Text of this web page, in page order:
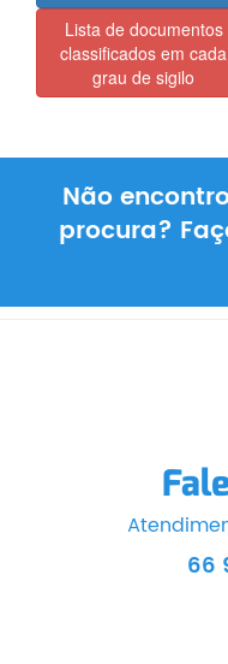
Lista de documentos
classificados em cada
grau de sigilo
Não
procura?
66